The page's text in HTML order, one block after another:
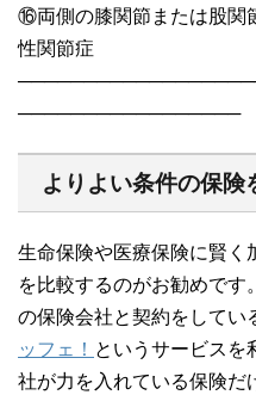
⑯両側の膝関節または股関
性関節症
─────────────────
よりよい条件の保険
生命保険や医療保険に賢く
を比較するのがお勧めです
の保険会社と契約をしてい
ッフェ！ というサービスを
社が力を入れている保険だ